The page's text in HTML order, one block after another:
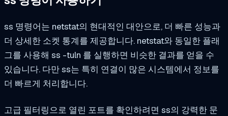
ss 명령어는 netstat의 현대적인 대안으로, 더 빠른 성능과
더 상세한 소켓 통계를 제공합니다. netstat와 동일한 플래
그를 사용해 ss -tuln 를 실행하면 비슷한 결과를 얻을 수
있습니다. 다만 ss는 특히 연결이 많은 시스템에서 정보를
더 빠르게 처리합니다.
고급 필터링으로 열린 포트를 확인하려면 ss의 강력한 문